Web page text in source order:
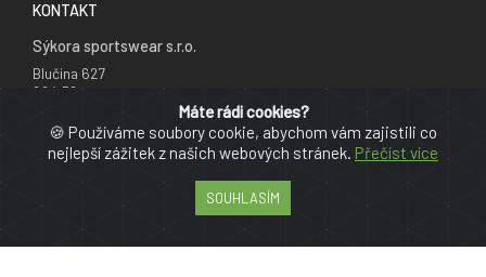
KONTAKT
Sýkora sportswear s.r.o.
Blučina 627
664 56
+420 777 241 735
info@cyklodresy.cz
Reklamační řád
Máte rádi cookies?
🍪 Používáme soubory cookie, abychom vám zajistili co
nejlepší zážitek z našich webových stránek. Přečíst více
SOUHLASÍM